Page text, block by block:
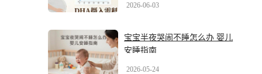
2026-06-03
宝宝半夜哭闹不睡怎么办 婴儿
安睡指南
2026-05-24